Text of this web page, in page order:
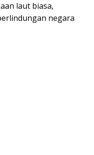
laut biasa,
negara